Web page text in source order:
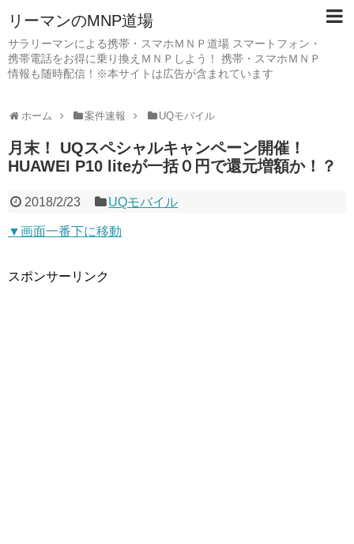
リーマンのMNP道場
サラリーマンによる携帯・スマホＭＮＰ道場 スマートフォン・
携帯電話をお得に乗り換えＭＮＰしよう！ 携帯・スマホＭＮＰ
情報も随時配信！※本サイトは広告が含まれています
ホーム 案件速報 UQモバイル
月末！ UQスペシャルキャンペーン開催！
HUAWEI P10 liteが一括０円で還元増額か！？
2018/2/23 UQモバイル
▼画面一番下に移動
スポンサーリンク